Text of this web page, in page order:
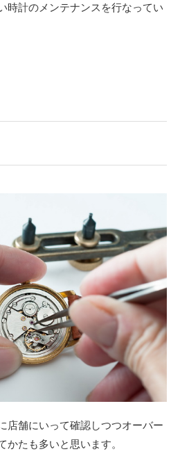
時計のメンテナンスを行なってい
店舗にいって確認しつつオーバー
かたも多いと思います。